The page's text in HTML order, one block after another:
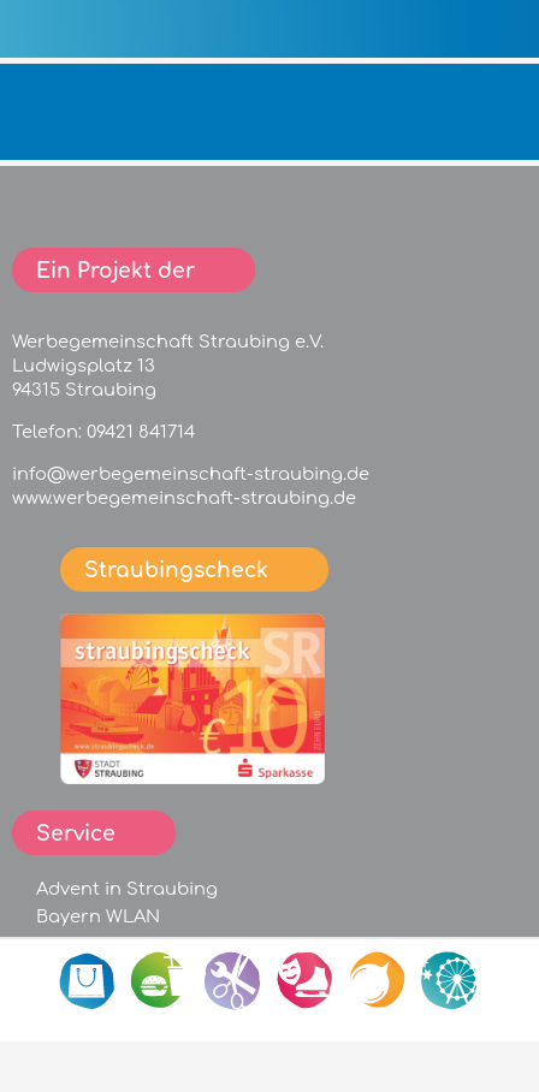
Ein Projekt der
Werbegemeinschaft Straubing e.V.
Ludwigsplatz 13
94315 Straubing
Telefon: 09421 841714
info@werbegemeinschaft-straubing.de
www.werbegemeinschaft-straubing.de
Straubingscheck
Service
Advent in Straubing
Bayern WLAN
Straubingscheck
Straubing Becher